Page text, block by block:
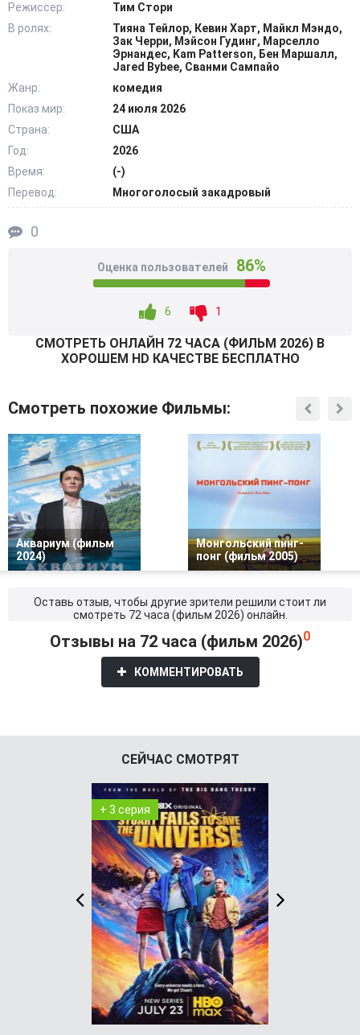
Он старается вписаться в компанию, повторяет
привычки, делает вид, что понимает шутки и ритм жизни.
Развлечения превращаются в цепочку неловких и
абсурдных ситуаций. Герой постепенно теряет контроль
над образом взрослого и успешного человека. На фоне
шумной тусовки наружу начинают вылезать
собственные страхи – перед возрастом, одиночеством и
жизнью, давно переставшей приносить удовольствие.
Для героя эти семьдесят два часа становятся попыткой
понять, реально ли вообще начать все заново.
@Filmix.fan
Режиссер:
Тим Стори
В ролях:
Тияна Тейлор, Кевин Харт, Майкл Мэндо,
Зак Черри, Мэйсон Гудинг, Марселло
Эрнандес, Kam Patterson, Бен Маршалл,
Jared Bybee, Сванми Сампайо
Жанр:
комедия
Показ мир:
24 июля 2026
Страна:
США
Год:
2026
Время:
(-)
Перевод:
Многоголосый закадровый
0
Оценка пользователей 86%
6 1
СМОТРEТЬ ОНЛАЙН 72 ЧАСА (ФИЛЬМ 2026) В
ХОРОШЕМ HD КАЧЕСТВЕ БЕСПЛАТНО
Смотреть похожие Фильмы:
Аквариум (фильм
2024)
Монгольский пинг-
понг (фильм 2005)
Оставь отзыв, чтобы другие зрители решили стоит ли
смотреть 72 часа (фильм 2026) онлайн.
Отзывы на 72 часа (фильм 2026)0
КОММЕНТИРОВАТЬ
СЕЙЧАС СМОТРЯТ
+ 3 серия